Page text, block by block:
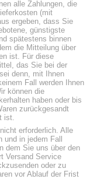
alle Zahlungen, die
(mit
ergeben, dass Sie
günstigste
spätestens binnen
die Mitteilung über
ist. Für diese
das Sie bei der
denn, mit Ihnen
Fall werden Ihnen
können die
haben oder bis
zurückgesandt
ist.
erforderlich. Alle
in jedem Fall
dem Sie uns über den
Versand Service
oder zu
vor Ablauf der Frist